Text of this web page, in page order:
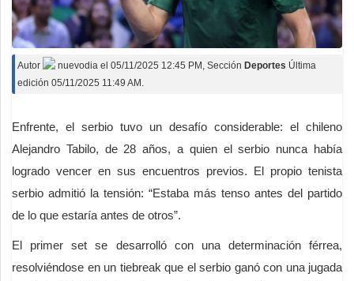
Autor nuevodia el 05/11/2025 12:45 PM , Sección Deportes Última
edición 05/11/2025 11:49 AM.
Enfrente, el serbio tuvo un desafío considerable: el chileno
Alejandro Tabilo, de 28 años, a quien el serbio nunca había
logrado vencer en sus encuentros previos. El propio tenista
serbio admitió la tensión: “Estaba más tenso antes del partido
de lo que estaría antes de otros”.
El primer set se desarrolló con una determinación férrea,
resolviéndose en un tiebreak que el serbio ganó con una jugada